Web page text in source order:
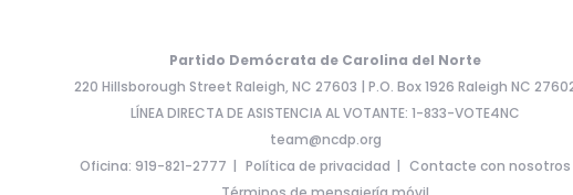
Partido Demócrata de Carolina del Norte
220 Hillsborough Street Raleigh, NC 27603 | P.O. Box 1926 Raleigh NC
LÍNEA DIRECTA DE ASISTENCIA AL VOTANTE: 1-833-VOTE4NC
team@ncdp.org
Oficina: 919-821-2777
Política de privacidad
Contacte con nosotros